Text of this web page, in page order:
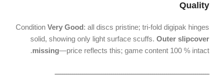
Quality
Condition Very Good: all discs pristine; tri-fold digipak hinges
solid, showing only light surface scuffs. Outer slipcover
missing—price reflects this; game content 100 % intact.
ـــــــــــــــــــــــــــــــــــــــــــــــــــــــــــــــــــــــــــــــ